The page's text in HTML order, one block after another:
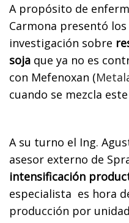
A propósito de
Carmona presentó
investigación sobre
soja que ya no es
con Mefenoxan (
cuando se mezcla
A su turno el Ing.
asesor externo de
intensificación
especialista es hora
producción por